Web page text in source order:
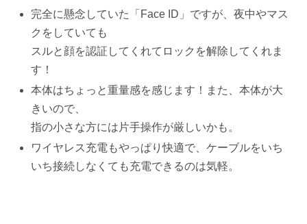
完全に懸念していた「Face ID」ですが、夜中やマス
クをしていても
スルと顔を認証してくれてロックを解除してくれま
す！
本体はちょっと重量感を感じます！また、本体が大
きいので、
指の小さな方には片手操作が厳しいかも。
ワイヤレス充電もやっぱり快適で、ケーブルをいち
いち接続しなくても充電できるのは気軽。